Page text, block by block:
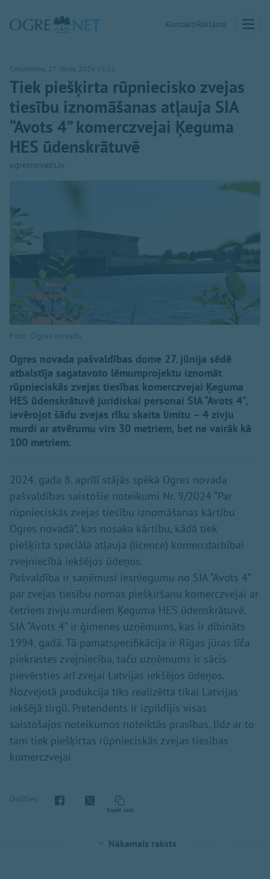
KontaktiReklāma
Ceturtdiena, 27. jūnijs, 2024 15:12
Tiek piešķirta rūpniecisko zvejas
tiesību iznomāšanas atļauja SIA
“Avots 4” komerczvejai Ķeguma
HES ūdenskrātuvē
ogresnovads.lv
Foto: Ogres novads
Ogres novada pašvaldības dome 27. jūnija sēdē
atbalstīja sagatavoto lēmumprojektu iznomāt
rūpnieciskās zvejas tiesības komerczvejai Ķeguma
HES ūdenskrātuvē juridiskai personai SIA “Avots 4”,
ievērojot šādu zvejas rīku skaita limitu – 4 zivju
murdi ar atvērumu virs 30 metriem, bet ne vairāk kā
100 metriem.
2024. gada 8. aprīlī stājās spēkā Ogres novada
pašvaldības saistošie noteikumi Nr. 9/2024 “Par
rūpnieciskās zvejas tiesību iznomāšanas kārtību
Ogres novadā”, kas nosaka kārtību, kādā tiek
piešķirta speciālā atļauja (licence) komercdarbībai
zvejniecībā iekšējos ūdeņos.
Pašvaldība ir saņēmusi iesniegumu no SIA “Avots 4”
par zvejas tiesību nomas piešķiršanu komerczvejai ar
četriem zivju murdiem Ķeguma HES ūdenskrātuvē.
SIA “Avots 4” ir ģimenes uzņēmums, kas ir dibināts
1994. gadā. Tā pamatspecifikācija ir Rīgas jūras līča
piekrastes zvejniecība, taču uzņēmums ir sācis
pievērsties arī zvejai Latvijas iekšējos ūdeņos.
Nozvejotā produkcija tiks realizētta tikai Latvijas
iekšējā tirgū. Pretendents ir izpildījis visas
saistošajos noteikumos noteiktās prasības, līdz ar to
tam tiek piešķirtas rūpnieciskās zvejas tiesības
komerczvejai.
Dalīties
Kopēt saiti
Nākamais raksts